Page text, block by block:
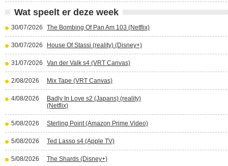
Wat speelt er deze week
30/07/2026 The Bombing Of Pan Am 103 (Netflix)
30/07/2026 House Of Stassi (reality) (Disney+)
31/07/2026 Van der Valk s4 (VRT Canvas)
2/08/2026 Mix Tape (VRT Canvas)
4/08/2026
Badly In Love s2 (Japans) (reality)
(Netflix)
5/08/2026 Sterling Point (Amazon Prime Video)
5/08/2026 Ted Lasso s4 (Apple TV)
5/08/2026 The Shards (Disney+)